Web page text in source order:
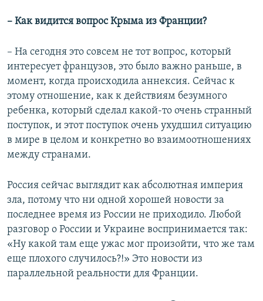
– Как видится вопрос Крыма из Франции?
– На сегодня это совсем не тот вопрос, который
интересует французов, это было важно раньше, в
момент, когда происходила аннексия. Сейчас к
этому отношение, как к действиям безумного
ребенка, который сделал какой-то очень странный
поступок, и этот поступок очень ухудшил ситуацию
в мире в целом и конкретно во взаимоотношениях
между странами.
Россия сейчас выглядит как абсолютная империя
зла, потому что ни одной хорошей новости за
последнее время из России не приходило. Любой
разговор о России и Украине воспринимается так:
«Ну какой там еще ужас мог произойти, что же там
еще плохого случилось?!» Это новости из
параллельной реальности для Франции.